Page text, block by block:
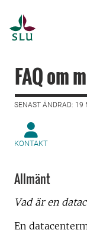
FAQ om
SENAST ÄNDRAD: 19
KONTAKT
Allmänt
Vad är en
En